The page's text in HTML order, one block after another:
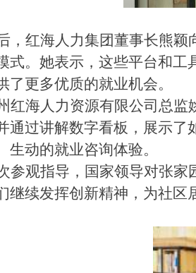
，红海人力集团董事长熊
式。她表示，这些平台和
了更多优质的就业机会。
红海人力资源有限公司总
通过讲解数字看板，展示了
生动的就业咨询体验。
参观指导，国家领导对张
继续发挥创新精神，为社区